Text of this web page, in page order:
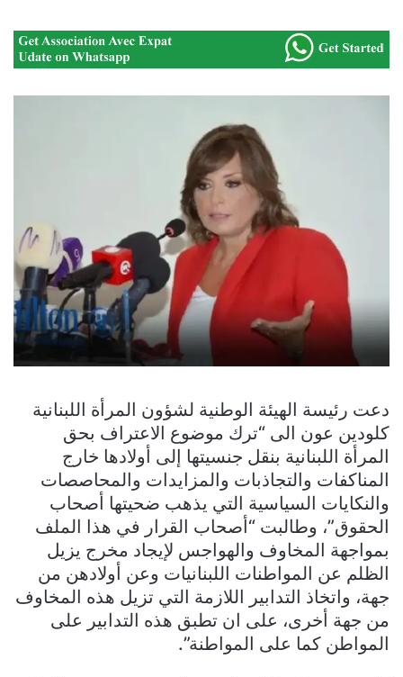
دعت رئيسة الهيئة الوطنية لشؤون المرأة اللبنانية
كلودين عون الى “ترك موضوع الاعتراف بحق
المرأة اللبنانية بنقل جنسيتها إلى أولادها خارج
المناكفات والتجاذبات والمزايدات والمحاصصات
والنكايات السياسية التي يذهب ضحيتها أصحاب
الحقوق”، وطالبت “أصحاب القرار في هذا الملف
بمواجهة المخاوف والهواجس لإيجاد مخرج يزيل
الظلم عن المواطنات اللبنانيات وعن أولادهن من
جهة، واتخاذ التدابير اللازمة التي تزيل هذه المخاوف
من جهة أخرى، على ان تطبق هذه التدابير على
المواطن كما على المواطنة”.